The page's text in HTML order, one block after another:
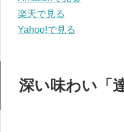
楽天で見る
Yahoo!で見る
深い味わい「